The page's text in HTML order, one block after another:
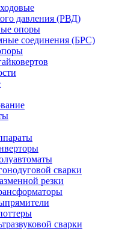
давления (РВД)
опоры
соединения (БРС)
сварки
резки
сварки